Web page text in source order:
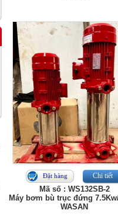
Đặt hàng Chi tiết
Mã số : WS132SB-2
Máy bơm bù trục đứng
WASAN